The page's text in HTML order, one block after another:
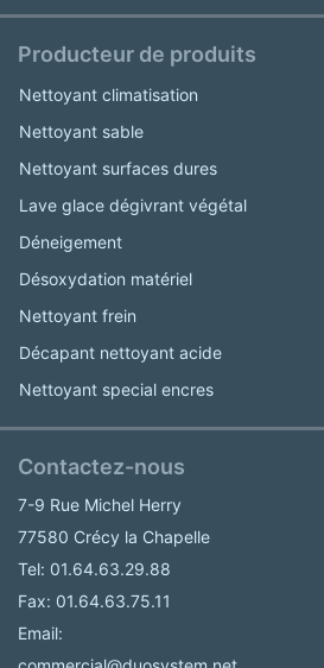
Producteur de produits
Nettoyant climatisation
Nettoyant sable
Nettoyant surfaces dures
Lave glace dégivrant végétal
Déneigement
Désoxydation matériel
Nettoyant frein
Décapant nettoyant acide
Nettoyant special encres
Contactez-nous
7-9 Rue Michel Herry
77580 Crécy la Chapelle
Tel: 01.64.63.29.88
Fax: 01.64.63.75.11
Email: